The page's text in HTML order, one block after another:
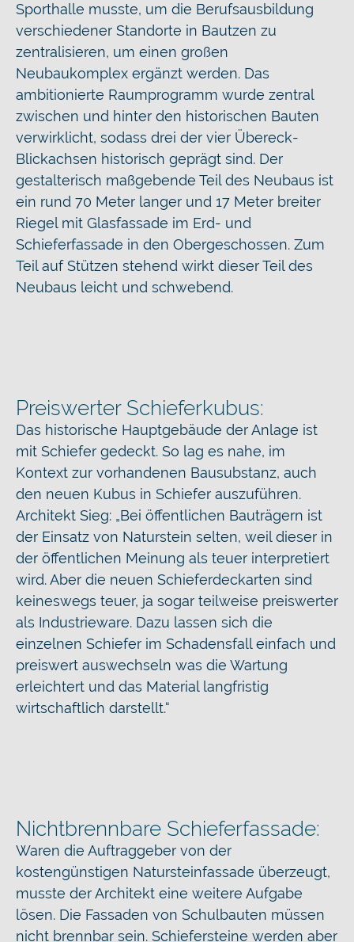
Sporthalle musste, um die Berufsausbildung
verschiedener Standorte in Bautzen zu
zentralisieren, um einen großen
Neubaukomplex ergänzt werden. Das
ambitionierte Raumprogramm wurde zentral
zwischen und hinter den historischen Bauten
verwirklicht, sodass drei der vier Übereck-
Blickachsen historisch geprägt sind. Der
gestalterisch maßgebende Teil des Neubaus ist
ein rund 70 Meter langer und 17 Meter breiter
Riegel mit Glasfassade im Erd- und
Schieferfassade in den Obergeschossen. Zum
Teil auf Stützen stehend wirkt dieser Teil des
Neubaus leicht und schwebend.
Preiswerter Schieferkubus:
Das historische Hauptgebäude der Anlage ist
mit Schiefer gedeckt. So lag es nahe, im
Kontext zur vorhandenen Bausubstanz, auch
den neuen Kubus in Schiefer auszuführen.
Architekt Sieg: „Bei öffentlichen Bauträgern ist
der Einsatz von Naturstein selten, weil dieser in
der öffentlichen Meinung als teuer interpretiert
wird. Aber die neuen Schieferdeckarten sind
keineswegs teuer, ja sogar teilweise preiswerter
als Industrieware. Dazu lassen sich die
einzelnen Schiefer im Schadensfall einfach und
preiswert auswechseln was die Wartung
erleichtert und das Material langfristig
wirtschaftlich darstellt.“
Nichtbrennbare Schieferfassade:
Waren die Auftraggeber von der
kostengünstigen Natursteinfassade überzeugt,
musste der Architekt eine weitere Aufgabe
lösen. Die Fassaden von Schulbauten müssen
nicht brennbar sein. Schiefersteine werden aber